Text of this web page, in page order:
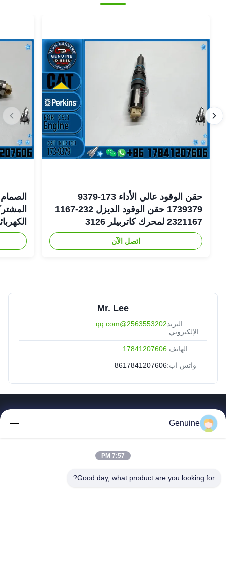
حقن الوقود عالي الأداء 173-9379
1739379 حقن الوقود الديزل 232-1167
2321167 لمحرك كاتربيلر 3126
اتصل الآن
Mr. Lee
البريد
الإلكتروني:
2563553202@qq.com
الهاتف:17841207606
واتس اب:8617841207606
حول بنا
ضبط الجودة
Genuine
7:57 PM
Good day, what product are you looking for?